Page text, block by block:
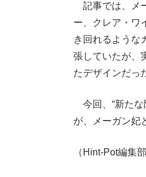
記事では、メ
ー、クレア・ワ
き回れるような
張していたが、
たデザインだっ
今回、“新たな
が、メーガン妃
（Hint-Pot編集部